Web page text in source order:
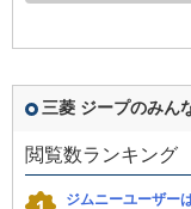
三菱 ジープのみん
閲覧数ランキング
ジムニーユーザー